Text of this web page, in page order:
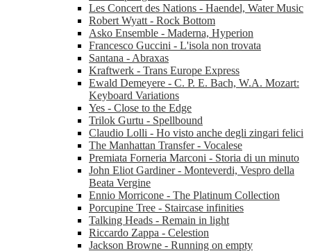
Les Concert des Nations - Haendel, Water Music
Robert Wyatt - Rock Bottom
Asko Ensemble - Maderna, Hyperion
Francesco Guccini - L'isola non trovata
Santana - Abraxas
Kraftwerk - Trans Europe Express
Ewald Demeyere - C. P. E. Bach, W.A. Mozart:
Keyboard Variations
Yes - Close to the Edge
Trilok Gurtu - Spellbound
Claudio Lolli - Ho visto anche degli zingari felici
The Manhattan Transfer - Vocalese
Premiata Forneria Marconi - Storia di un minuto
John Eliot Gardiner - Monteverdi, Vespro della
Beata Vergine
Ennio Morricone - The Platinum Collection
Porcupine Tree - Staircase infinities
Talking Heads - Remain in light
Riccardo Zappa - Celestion
Jackson Browne - Running on empty